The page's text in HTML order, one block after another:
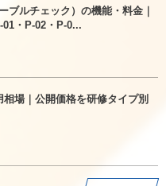
ブルチェック）の機能・料金｜
・P-02・P-0...
場｜公開価格を研修タイプ別